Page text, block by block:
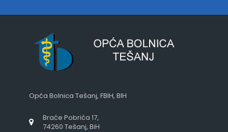
Opća Bolnica Tešanj, FBIH, BIH
Braće Pobrića 17,
74260 Tešanj, BiH